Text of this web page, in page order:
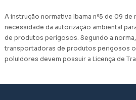
A instrução normativa Ibama nº5 de 09 de
necessidade da autorização ambiental
de produtos perigosos. Segundo a
transportadoras de produtos perigosos
poluidores devem possuir a Licença de